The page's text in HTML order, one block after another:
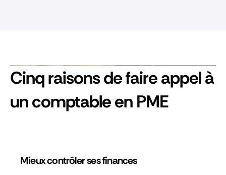
Cinq raisons de faire appel à
un comptable en PME
Mieux contrôler ses finances